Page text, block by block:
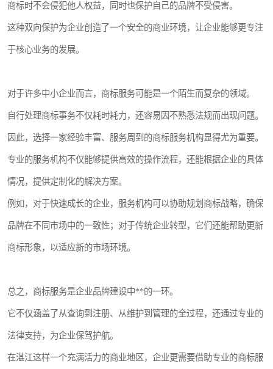
商标时不会侵犯他人权益，同时也保护自己的品牌不受侵害。
这种双向保护为企业创造了一个安全的商业环境，让企业能够更专注
于核心业务的发展。
对于许多中小企业而言，商标服务可能是一个陌生而复杂的领域。
自行处理商标事务不仅耗时耗力，还容易因不熟悉法规而出现问题。
因此，选择一家经验丰富、服务周到的商标服务机构显得尤为重要。
专业的服务机构不仅能够提供高效的操作流程，还能根据企业的具体
情况，提供定制化的解决方案。
例如，对于快速成长的企业，服务机构可以协助规划商标战略，确保
品牌在不同市场中的一致性；对于传统企业转型，它们还能帮助更新
商标形象，以适应新的市场环境。
总之，商标服务是企业品牌建设中**的一环。
它不仅涵盖了从查询到注册、从维护到管理的全过程，还通过专业的
法律支持，为企业保驾护航。
在湛江这样一个充满活力的商业地区，企业更需要借助专业的商标服